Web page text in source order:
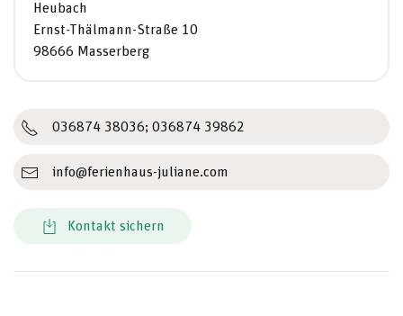
Heubach
Ernst-Thälmann-Straße 10
98666 Masserberg
036874 38036; 036874 39862
info@ferienhaus-juliane.com
Kontakt sichern